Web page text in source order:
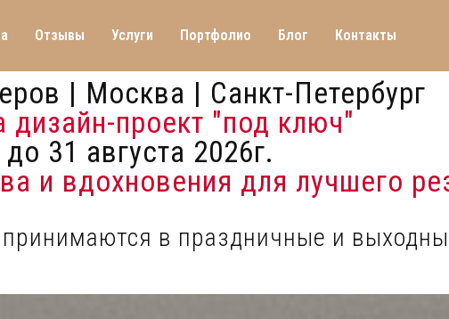
Отзывы Услуги Портфолио Блог Контакты
в праздничные и
| Москва | Санкт-Петербург
дизайн-проект "под ключ"
31 августа 2026г.
и вдохновения для лучшего